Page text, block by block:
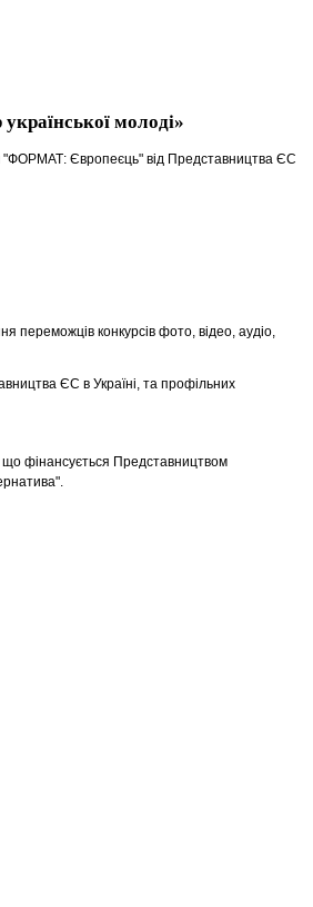
молоді»
"ФОРМАТ: Європеєць" від Представництва ЄС
переможців конкурсів фото, відео, аудіо,
ЄС в Україні, та профільних
що фінансується Представництвом